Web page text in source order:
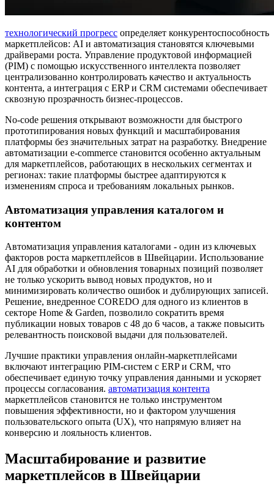
технологический прогресс определяет конкурентоспособность
маркетплейсов: AI и автоматизация становятся ключевыми
драйверами роста. Управление продуктовой информацией
(PIM) с помощью искусственного интеллекта позволяет
централизованно контролировать качество и актуальность
контента, а интеграция с ERP и CRM системами обеспечивает
сквозную прозрачность бизнес-процессов.
No-code решения открывают возможности для быстрого
прототипирования новых функций и масштабирования
платформы без значительных затрат на разработку. Внедрение
автоматизации e-commerce становится особенно актуальным
для маркетплейсов, работающих в нескольких сегментах и
регионах: такие платформы быстрее адаптируются к
изменениям спроса и требованиям локальных рынков.
Автоматизация управления каталогом и
контентом
Автоматизация управления каталогами - один из ключевых
факторов роста маркетплейсов в Швейцарии. Использование
AI для обработки и обновления товарных позиций позволяет
не только ускорить вывод новых продуктов, но и
минимизировать количество ошибок и дублирующих записей.
Решение, внедренное COREDO для одного из клиентов в
секторе Home & Garden, позволило сократить время
публикации новых товаров с 48 до 6 часов, а также повысить
релевантность поисковой выдачи для пользователей.
Лучшие практики управления онлайн-маркетплейсами
включают интеграцию PIM-систем с ERP и CRM, что
обеспечивает единую точку управления данными и ускоряет
процессы согласования. автоматизация контента
маркетплейсов становится не только инструментом
повышения эффективности, но и фактором улучшения
пользовательского опыта (UX), что напрямую влияет на
конверсию и лояльность клиентов.
Масштабирование и развитие
маркетплейсов в Швейцарии